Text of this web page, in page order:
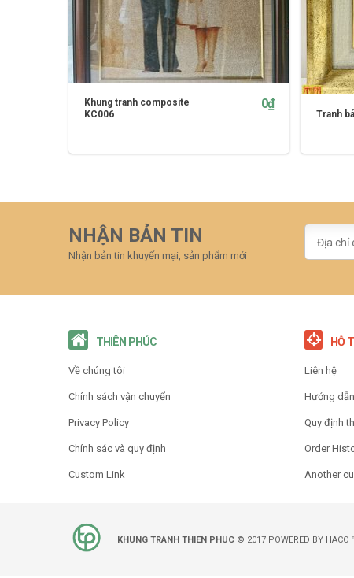
Khung tranh composite
KC006
0₫
Tranh
NHẬN BẢN TIN
Nhận bản tin khuyến mại, sản phẩm mới
THIÊN PHÚC
Về chúng tôi
Chính sách vận chuyển
Privacy Policy
Chính sác và quy định
Custom Link
HỖ
Liên hệ
Hướng
Quy định
Order
Another
KHUNG TRANH THIEN PHUC © 2017 POWERED BY HACO